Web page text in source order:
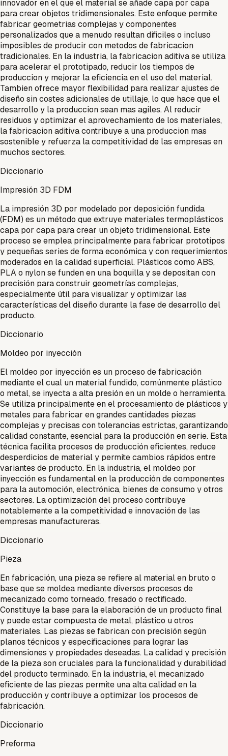
innovador en el que el material se añade capa por capa
para crear objetos tridimensionales. Este enfoque permite
fabricar geometrias complejas y componentes
personalizados que a menudo resultan dificiles o incluso
imposibles de producir con metodos de fabricacion
tradicionales. En la industria, la fabricacion aditiva se utiliza
para acelerar el prototipado, reducir los tiempos de
produccion y mejorar la eficiencia en el uso del material.
Tambien ofrece mayor flexibilidad para realizar ajustes de
diseño sin costes adicionales de utillaje, lo que hace que el
desarrollo y la produccion sean mas agiles. Al reducir
residuos y optimizar el aprovechamiento de los materiales,
la fabricacion aditiva contribuye a una produccion mas
sostenible y refuerza la competitividad de las empresas en
muchos sectores.
Diccionario
Impresión 3D FDM
La impresión 3D por modelado por deposición fundida
(FDM) es un método que extruye materiales termoplásticos
capa por capa para crear un objeto tridimensional. Este
proceso se emplea principalmente para fabricar prototipos
y pequeñas series de forma económica y con requerimientos
moderados en la calidad superficial. Plásticos como ABS,
PLA o nylon se funden en una boquilla y se depositan con
precisión para construir geometrías complejas,
especialmente útil para visualizar y optimizar las
características del diseño durante la fase de desarrollo del
producto.
Diccionario
Moldeo por inyección
El moldeo por inyección es un proceso de fabricación
mediante el cual un material fundido, comúnmente plástico
o metal, se inyecta a alta presión en un molde o herramienta.
Se utiliza principalmente en el procesamiento de plásticos y
metales para fabricar en grandes cantidades piezas
complejas y precisas con tolerancias estrictas, garantizando
calidad constante, esencial para la producción en serie. Esta
técnica facilita procesos de producción eficientes, reduce
desperdicios de material y permite cambios rápidos entre
variantes de producto. En la industria, el moldeo por
inyección es fundamental en la producción de componentes
para la automoción, electrónica, bienes de consumo y otros
sectores. La optimización del proceso contribuye
notablemente a la competitividad e innovación de las
empresas manufactureras.
Diccionario
Pieza
En fabricación, una pieza se refiere al material en bruto o
base que se moldea mediante diversos procesos de
mecanizado como torneado, fresado o rectificado.
Constituye la base para la elaboración de un producto final
y puede estar compuesta de metal, plástico u otros
materiales. Las piezas se fabrican con precisión según
planos técnicos y especificaciones para lograr las
dimensiones y propiedades deseadas. La calidad y precisión
de la pieza son cruciales para la funcionalidad y durabilidad
del producto terminado. En la industria, el mecanizado
eficiente de las piezas permite una alta calidad en la
producción y contribuye a optimizar los procesos de
fabricación.
Diccionario
Preforma